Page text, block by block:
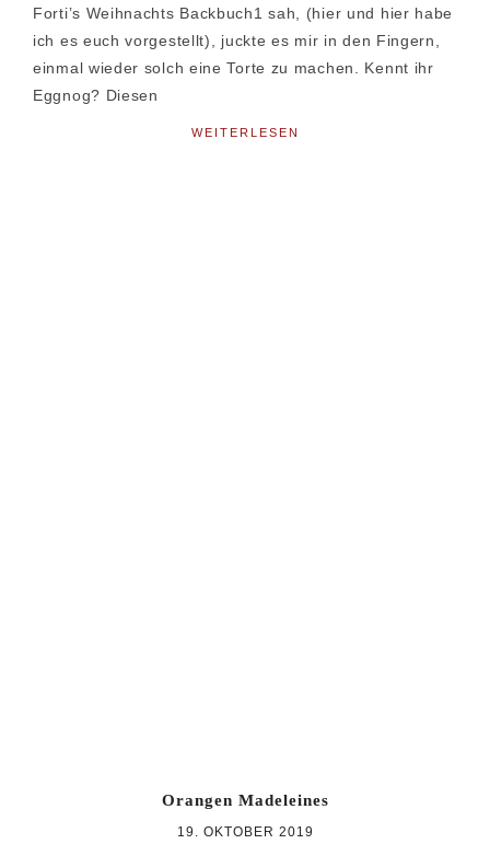
Forti’s Weihnachts Backbuch1 sah, (hier und hier habe
ich es euch vorgestellt), juckte es mir in den Fingern,
einmal wieder solch eine Torte zu machen. Kennt ihr
Eggnog? Diesen
WEITERLESEN
Orangen Madeleines
19. OKTOBER 2019